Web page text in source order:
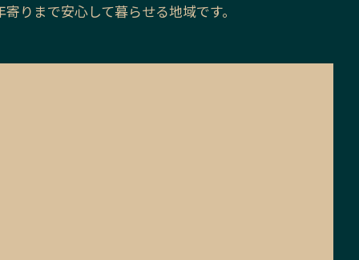
りまで安心して暮らせる地域です。